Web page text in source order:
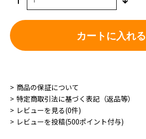
カートに入れる
商品の保証について
特定商取引法に基づく表記（返品等）
レビューを見る(0件)
レビューを投稿(500ポイント付与)